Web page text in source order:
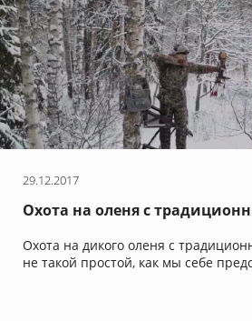
29.12.2017
Охота на оленя с
Охота на дикого оленя с
не такой простой, как мы себе